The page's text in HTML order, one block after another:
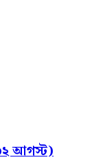
আগস্ট)